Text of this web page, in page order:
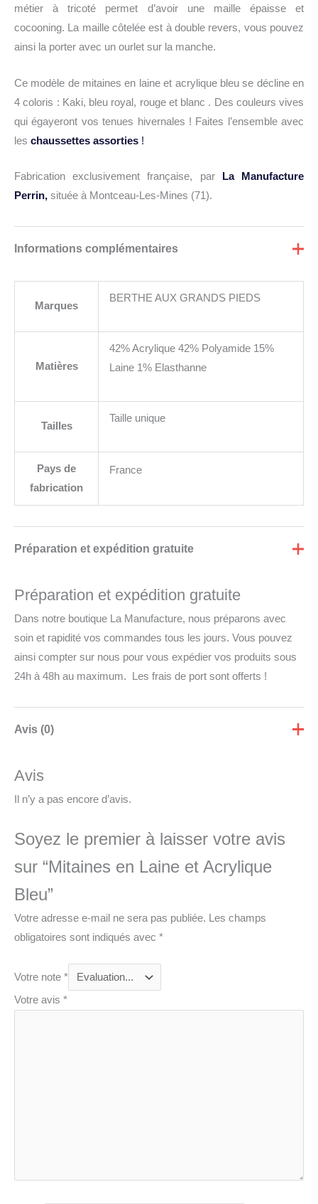
métier à tricoté permet d’avoir une maille épaisse et
cocooning. La maille côtelée est à double revers, vous pouvez
ainsi la porter avec un ourlet sur la manche.
Ce modèle de mitaines en laine et acrylique bleu se décline en
4 coloris : Kaki, bleu royal, rouge et blanc . Des couleurs vives
qui égayeront vos tenues hivernales ! Faites l’ensemble avec
les chaussettes assorties !
Fabrication exclusivement française, par
La Manufacture
Perrin, située à Montceau-Les-Mines (71).
Informations complémentaires
Marques
BERTHE AUX GRANDS PIEDS
Matières
42% Acrylique 42% Polyamide 15%
Laine 1% Elasthanne
Tailles
Taille unique
Pays de
fabrication
France
Préparation et expédition gratuite
Préparation et expédition gratuite
Dans notre boutique La Manufacture, nous préparons avec
soin et rapidité vos commandes tous les jours. Vous pouvez
ainsi compter sur nous pour vous expédier vos produits sous
24h à 48h au maximum. Les frais de port sont offerts !
Avis (0)
Avis
Il n’y a pas encore d’avis.
Soyez le premier à laisser votre avis
sur “Mitaines en Laine et Acrylique
Bleu”
Votre adresse e-mail ne sera pas publiée.
Les champs
obligatoires sont indiqués avec *
Votre note *
Votre avis *